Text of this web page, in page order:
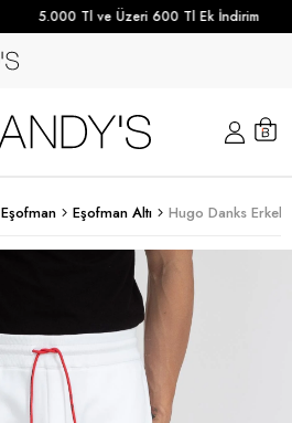
5.000 Tl ve Üzeri 600 Tl Ek İndirim
Eşofman Eşofman Altı Hugo Danks Erkek